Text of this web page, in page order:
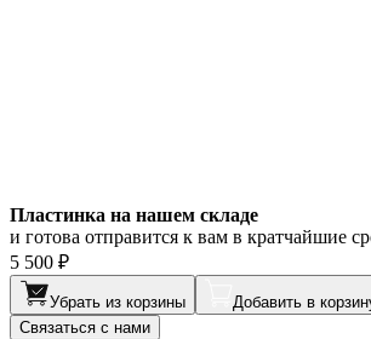
Пластинка на нашем складе
и готова отправится к вам в кратчайшие
5 500 ₽
Убрать из корзины
Добавить в
Связаться с нами